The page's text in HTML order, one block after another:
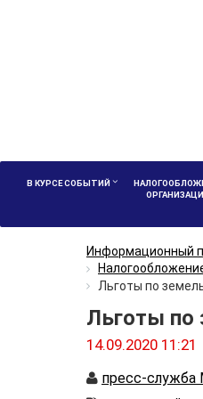
В КУРСЕ СОБЫТИЙ
Информационный
Льготы по
Льготы по
14.09.2020 11:21
Автор
пресс-служба